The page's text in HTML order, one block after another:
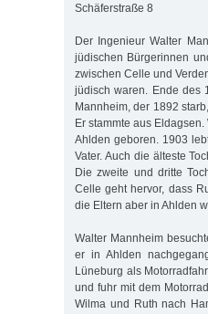
Schäferstraße 8
Der Ingenieur Walter
jüdischen Bürgerinnen
zwischen Celle und
jüdisch waren. Ende des
Mannheim, der 1892
Er stammte aus
Ahlden geboren. 1903
Vater. Auch die älteste
Die zweite und dritte
Celle geht hervor, dass
die Eltern aber in Ahlden
Walter Mannheim
er in Ahlden
Lüneburg als
und fuhr mit dem
Wilma und Ruth nach